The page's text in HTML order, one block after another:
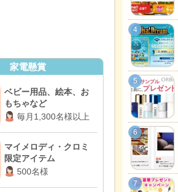
家電懸賞
ベビー用品、絵本、お
もちゃなど
毎月1,300名様以上
マイメロディ・クロミ
限定アイテム
500名様